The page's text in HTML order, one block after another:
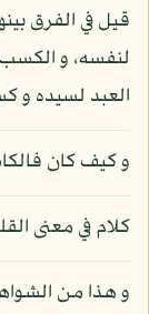
قيل في الفرق
لنفسه، و
العبد لسيده و
و كيف كان
كلام في معنى
و هذا من